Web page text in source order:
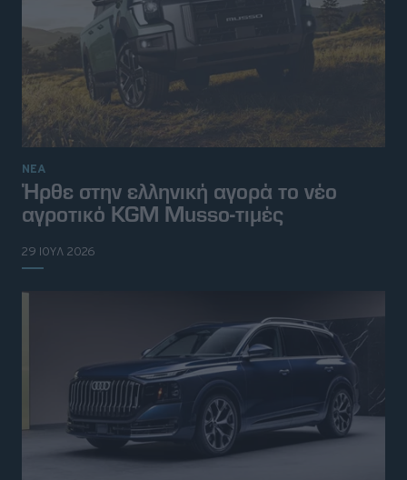
ΝΕΑ
Ήρθε στην ελληνική αγορά το νέο
αγροτικό KGM Musso-τιμές
29 ΙΟΥΛ 2026
© 2026 Topgear
Attica Media Online Network
Σχετικά με εμάς
Επικοινωνήστε μαζί μας
Διαφημιστείτε
Όροι Χρήσης - Πολιτική Απορρήτου